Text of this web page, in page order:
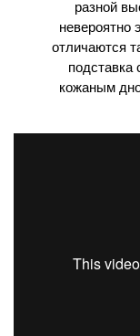
разной
невероятно
отличаются
кожаным